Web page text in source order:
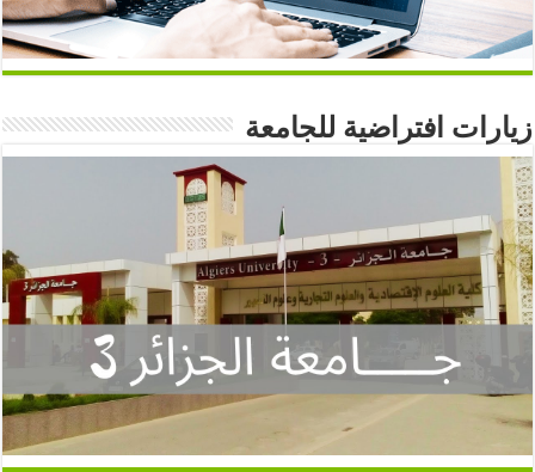
زيارات افتراضية للجامعة